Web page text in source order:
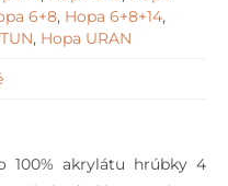
6+8, Hopa 6+8+14,
, Hopa URAN
100% akrylátu hrúbky 4